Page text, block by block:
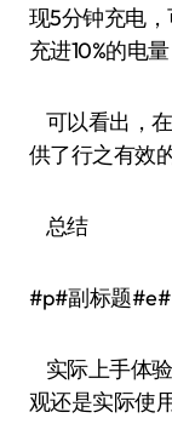
现5分钟充电
充进10%的电
可以看出，
供了行之有效
总结
#p#副标题#e#
实际上手体
观还是实际使